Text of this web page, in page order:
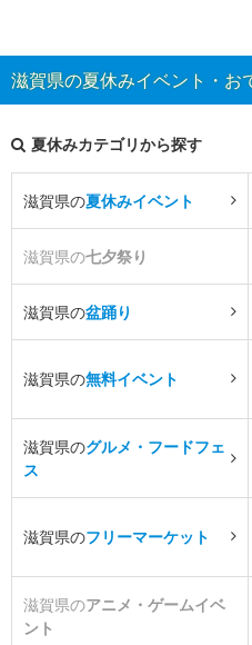
滋賀県の夏休みイベント・お
夏休みカテゴリから探す
滋賀県の夏休みイベント
滋賀県の七夕祭り
滋賀県の盆踊り
滋賀県の無料イベント
滋賀県のグルメ・フードフェ
ス
滋賀県のフリーマーケット
滋賀県のアニメ・ゲームイベ
ント